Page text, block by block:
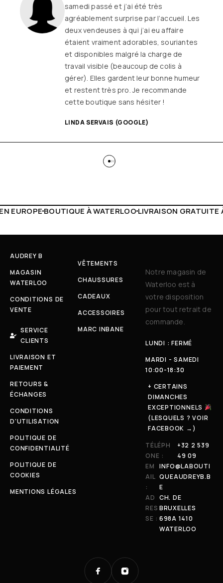
samedi passé et j’ai été très
agréablement surprise par l’accueil. Les
deux vendeuses à qui j’ai eu affaire
étaient vraiment adorables, souriantes
et disponibles malgré la charge de
travail visible (beaucoup de colis à
gérer). Elles gardent leur bonne humeur
et restent très pro. Je recommande
cette boutique sans hésiter !
LINDA SERVAIS (GOOGLE)
LIVRAISON GRATUITE À PARTIR DE 150€LIVE
AUDREY B
MAGASIN
WATERLOO
CONDITIONS DE
VENTE
SERVICE
CLIENTS
LIVRAISON ET
PAIEMENT
RETOURS &
ÉCHANGES
CONDITIONS
D'UTILISATION
POLITIQUE DE
CONFIDENTIALITÉ
POLITIQUE DE
COOKIES
MENTIONS LÉGALES
VÊTEMENTS
CHAUSSURES
CADEAUX
ACCESSOIRES
MARC INBANE
Notre magasin de
Waterloo est à
votre disposition
pour tout retrait de
commande.
LUNDI : FERMÉ
MARDI - SAMEDI
10:00-18:30
+ CERTAINS
DIMANCHES
EXCEPTIONNELS
(LESQUELS ? VOIR
FACEBOOK →)
TÉLÉPH
ONE :
+32 2 539
49 09
EM
AIL
:
INFO@LABOUTI
QUEAUDREYB.B
E
AD
RES
SE :
CH. DE
BRUXELLES
698A 1410
WATERLOO